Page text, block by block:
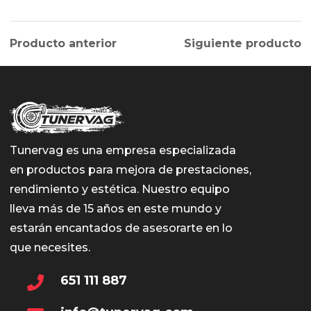
Producto anterior Siguiente producto
Tunervag es una empresa especializada
en productos para mejora de prestaciones,
rendimiento y estética. Nuestro equipo
lleva más de 15 años en este mundo y
estarán encantados de asesorarte en lo
que necesites.
651 111 887